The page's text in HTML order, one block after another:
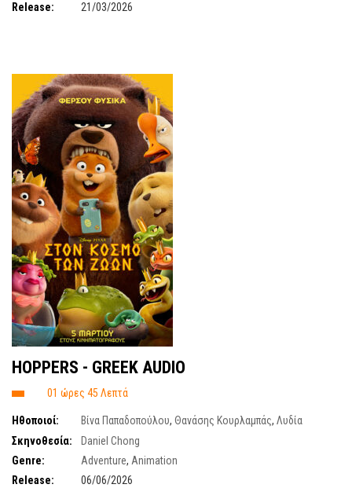
Release:
21/03/2026
HOPPERS - GREEK AUDIO
01 ώρες 45 Λεπτά
Ηθοποιοί: Βίνα Παπαδοπούλου, Θανάσης Κουρλαμπάς, Λυδία
Τζανουδάκη, Νικορέστης Χανιωτάκης
Ελευθερίου
Σκηνοθεσία:
Daniel Chong
Genre:
Adventure, Animation
Release:
06/06/2026